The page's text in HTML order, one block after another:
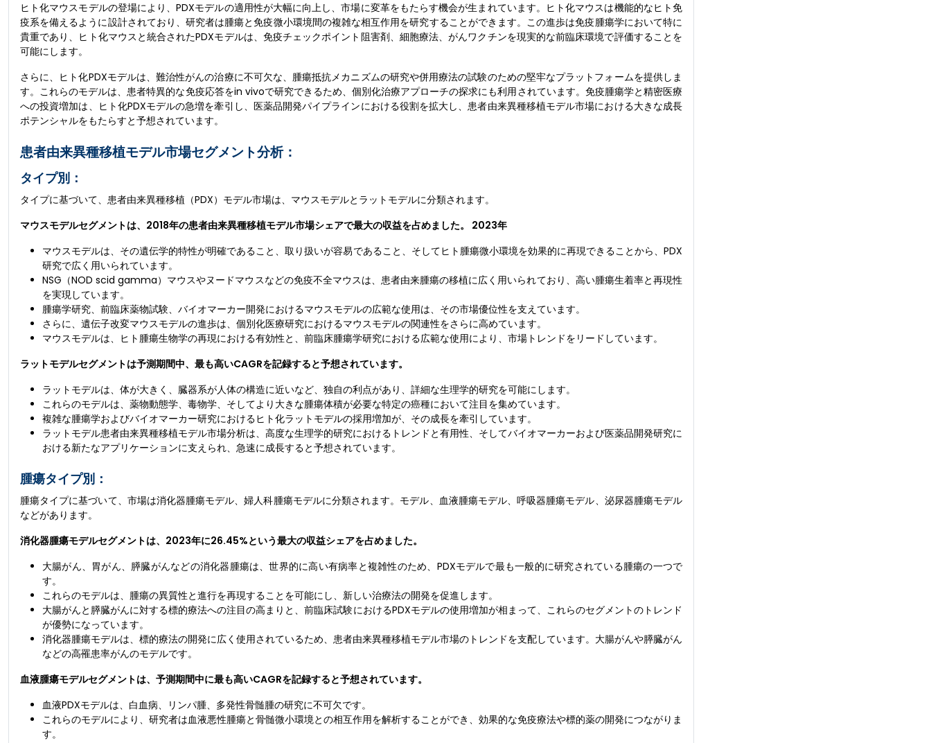
ヒト化マウスモデルの登場により、PDXモデルの適用性が大幅に向上し、市場に変革をもたらす機会が生まれています。ヒト化マウスは機能的なヒト免
疫系を備えるように設計されており、研究者は腫瘍と免疫微小環境間の複雑な相互作用を研究することができます。この進歩は免疫腫瘍学において特に
貴重であり、ヒト化マウスと統合されたPDXモデルは、免疫チェックポイント阻害剤、細胞療法、がんワクチンを現実的な前臨床環境で評価することを
可能にします。
さらに、ヒト化PDXモデルは、難治性がんの治療に不可欠な、腫瘍抵抗メカニズムの研究や併用療法の試験のための堅牢なプラットフォームを提供しま
す。これらのモデルは、患者特異的な免疫応答をin vivoで研究できるため、個別化治療アプローチの探求にも利用されています。免疫腫瘍学と精密医療
への投資増加は、ヒト化PDXモデルの急増を牽引し、医薬品開発パイプラインにおける役割を拡大し、患者由来異種移植モデル市場における大きな成長
ポテンシャルをもたらすと予想されています。
患者由来異種移植モデル市場セグメント分析：
タイプ別：
タイプに基づいて、患者由来異種移植（PDX）モデル市場は、マウスモデルとラットモデルに分類されます。
マウスモデルセグメントは、2018年の患者由来異種移植モデル市場シェアで最大の収益を占めました。 2023年
マウスモデルは、その遺伝学的特性が明確であること、取り扱いが容易であること、そしてヒト腫瘍微小環境を効果的に再現できることから、PDX
研究で広く用いられています。
NSG（NOD scid gamma）マウスやヌードマウスなどの免疫不全マウスは、患者由来腫瘍の移植に広く用いられており、高い腫瘍生着率と再現性
を実現しています。
腫瘍学研究、前臨床薬物試験、バイオマーカー開発におけるマウスモデルの広範な使用は、その市場優位性を支えています。
さらに、遺伝子改変マウスモデルの進歩は、個別化医療研究におけるマウスモデルの関連性をさらに高めています。
マウスモデルは、ヒト腫瘍生物学の再現における有効性と、前臨床腫瘍学研究における広範な使用により、市場トレンドをリードしています。
ラットモデルセグメントは予測期間中、最も高いCAGRを記録すると予想されています。
ラットモデルは、体が大きく、臓器系が人体の構造に近いなど、独自の利点があり、詳細な生理学的研究を可能にします。
これらのモデルは、薬物動態学、毒物学、そしてより大きな腫瘍体積が必要な特定の癌種において注目を集めています。
複雑な腫瘍学およびバイオマーカー研究におけるヒト化ラットモデルの採用増加が、その成長を牽引しています。
ラットモデル患者由来異種移植モデル市場分析は、高度な生理学的研究におけるトレンドと有用性、そしてバイオマーカーおよび医薬品開発研究に
おける新たなアプリケーションに支えられ、急速に成長すると予想されています。
腫瘍タイプ別：
腫瘍タイプに基づいて、市場は消化器腫瘍モデル、婦人科腫瘍モデルに分類されます。モデル、血液腫瘍モデル、呼吸器腫瘍モデル、泌尿器腫瘍モデル
などがあります。
消化器腫瘍モデルセグメントは、2023年に26.45%という最大の収益シェアを占めました。
大腸がん、胃がん、膵臓がんなどの消化器腫瘍は、世界的に高い有病率と複雑性のため、PDXモデルで最も一般的に研究されている腫瘍の一つで
す。
これらのモデルは、腫瘍の異質性と進行を再現することを可能にし、新しい治療法の開発を促進します。
大腸がんと膵臓がんに対する標的療法への注目の高まりと、前臨床試験におけるPDXモデルの使用増加が相まって、これらのセグメントのトレンド
が優勢になっています。
消化器腫瘍モデルは、標的療法の開発に広く使用されているため、患者由来異種移植モデル市場のトレンドを支配しています。大腸がんや膵臓がん
などの高罹患率がんのモデルです。
血液腫瘍モデルセグメントは、予測期間中に最も高いCAGRを記録すると予想されています。
血液PDXモデルは、白血病、リンパ腫、多発性骨髄腫の研究に不可欠です。
これらのモデルにより、研究者は血液悪性腫瘍と骨髄微小環境との相互作用を解析することができ、効果的な免疫療法や標的薬の開発につながりま
す。